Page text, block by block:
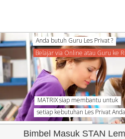
Anda butuh Guru Les Privat ?
Belajar via Online atau Guru ke
MATRIX siap membantu untuk
setiap kebutuhan Les Privat
Bimbel Masuk STAN